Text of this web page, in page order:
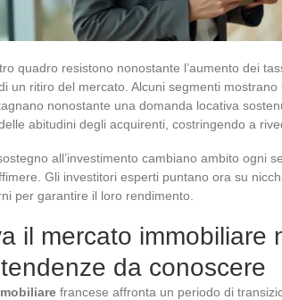
quadro resistono nonostante l’aumento dei
un ritiro del mercato. Alcuni segmenti
nonostante una domanda locativa
abitudini degli acquirenti, costringendo a
all’investimento cambiano ambito ogni
Gli investitori esperti puntano ora su
per garantire il loro rendimento.
il mercato immobiliare
da conoscere
francese affronta un periodo di